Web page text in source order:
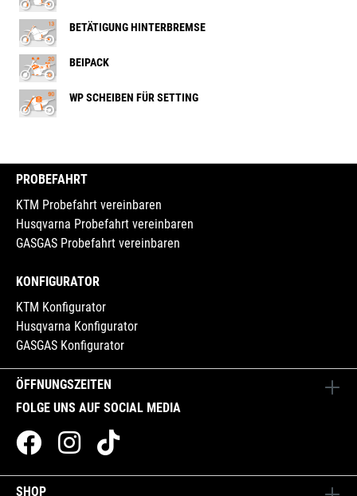
BETÄTIGUNG HINTERBREMSE
BEIPACK
WP SCHEIBEN FÜR SETTING
ÖFFNUNGSZEITEN
FOLGE UNS AUF SOCIAL MEDIA
PROBEFAHRT
KTM Probefahrt vereinbaren
Husqvarna Probefahrt vereinbaren
GASGAS Probefahrt vereinbaren
KONFIGURATOR
KTM Konfigurator
Husqvarna Konfigurator
GASGAS Konfigurator
SHOP